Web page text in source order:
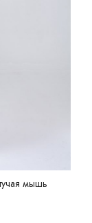
мышь